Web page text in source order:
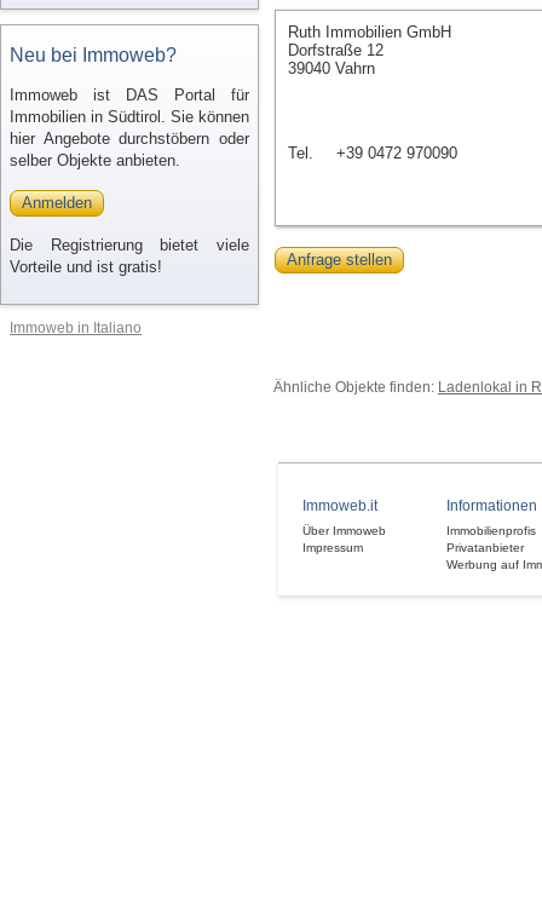
Neu bei Immoweb?
Immoweb ist DAS Portal für
Immobilien in Südtirol. Sie können
hier Angebote durchstöbern oder
selber Objekte anbieten.
Anmelden
Die Registrierung bietet viele
Vorteile und ist gratis!
Immoweb in Italiano
Ruth Immobilien GmbH
Dorfstraße 12
39040 Vahrn
Tel. +39 0472 970090
Anfrage stellen
Ähnliche Objekte finden: Ladenlokal in
Immoweb.it
Über Immoweb
Impressum
Informationen
Immobilienprofis
Privatanbieter
Werbung auf